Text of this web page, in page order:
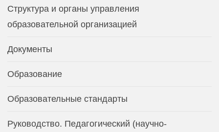
Структура и органы управления
образовательной организацией
Документы
Образование
Образовательные стандарты
Руководство. Педагогический (научно-